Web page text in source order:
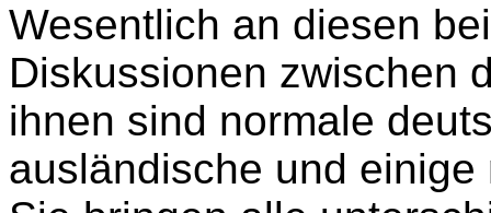
Wesentlich an diesen
Diskussionen zwischen
ihnen sind normale
ausländische und